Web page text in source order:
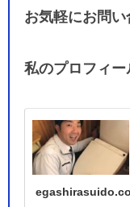
お気軽にお問い
私のプロフィー